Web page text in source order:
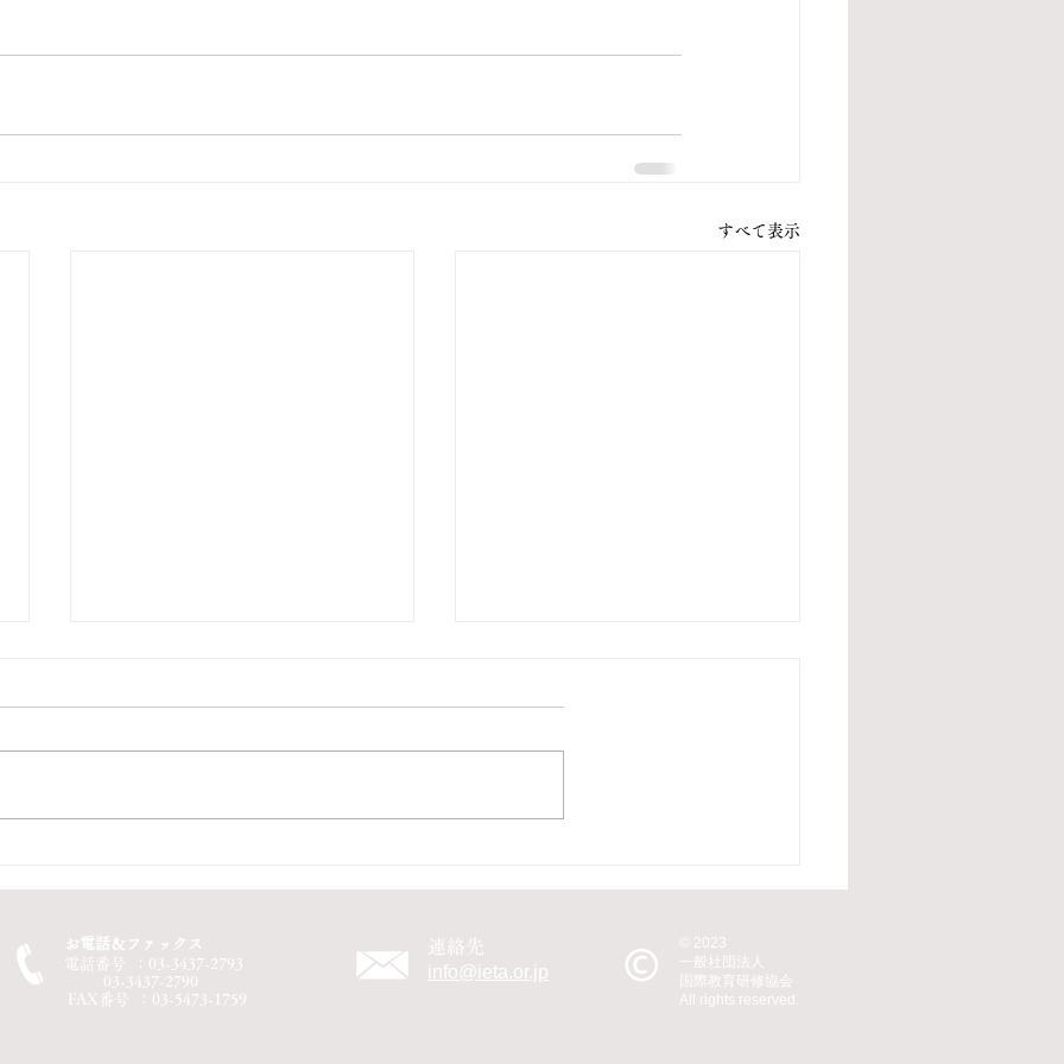
すべて表示
しました！
お電話＆ファックス
電話番号 ：03-3437-2793
03-3437-2790
FAX番号 ：03-5473-1759
連絡先
info@ieta.or.jp
© 2023
一般社団法人
国際教育研修協会
All rights reserved.